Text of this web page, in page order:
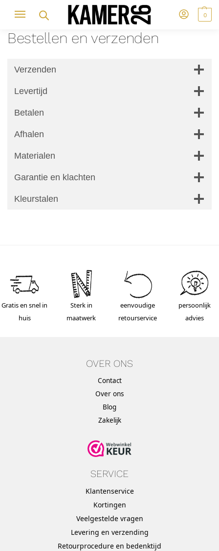
0
Bestellen en verzenden
Verzenden
Levertijd
Betalen
Afhalen
Materialen
Garantie en klachten
Kleurstalen
Gratis en snel in
huis
Sterk in
maatwerk
eenvoudige
retourservice
persoonlijk
advies
OVER ONS
Contact
Over ons
Blog
Zakelijk
SERVICE
Klantenservice
Kortingen
Veelgestelde vragen
Levering en verzending
Retourprocedure en bedenktijd